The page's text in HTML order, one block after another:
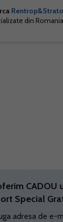
din Romania
CADOU
Special
adresa de e-